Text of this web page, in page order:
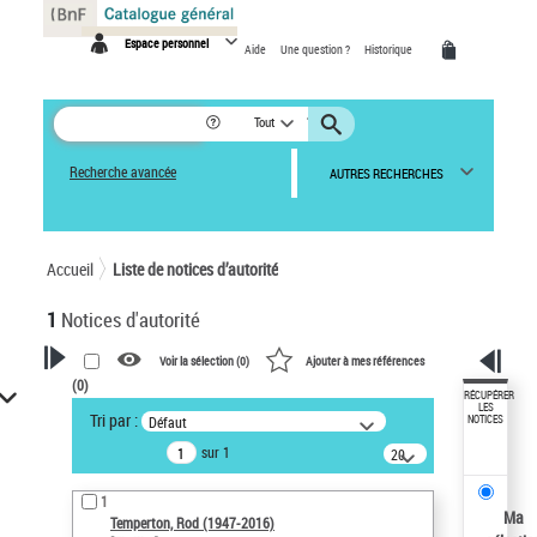
Espace personnel Aide Une question ? Historique
Tout
Recherche avancée AUTRES RECHERCHES
Accueil Liste de notices d’autorité
1 Notices d'autorité
VOTRE RECHERCHE
Recherche avancée dans les
notices d’autorité
Œuvres liées à l'auteur :
Temperton, Rod (1947-2016)
Voir la sélection (0) Ajouter à mes références
(0)
Tri par : Défaut
sur 1
20
résultats/page
1
Temperton, Rod (1947-2016)
RÉCUPÉRER
LES
NOTICES
Ma
Panneau de gestion des cookies